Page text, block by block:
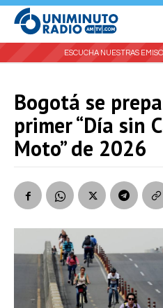
ESCUCHA NUESTRAS
Bogotá se
primer “Día sin
Moto” de 2026